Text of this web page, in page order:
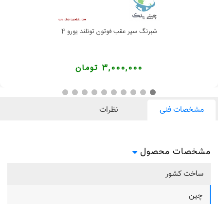
شبرنگ سپر عقب فوتون تونلند یورو 4
3,000,000 تومان
مشخصات فنی نظرات
مشخصات محصول
ساخت کشور
چین